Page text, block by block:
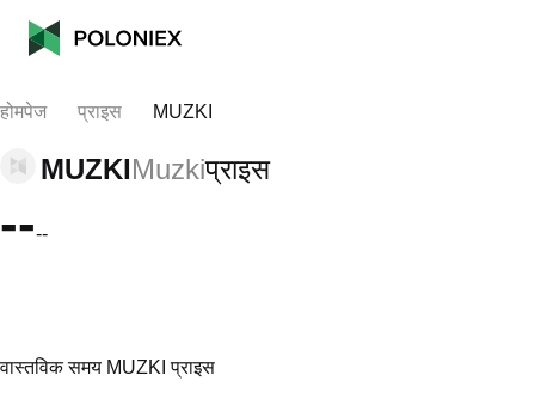
होमपेज प्राइस MUZKI
MUZKIMuzkiप्राइस
----
वास्तविक समय MUZKI प्राइस